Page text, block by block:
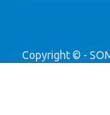
Copyright © -